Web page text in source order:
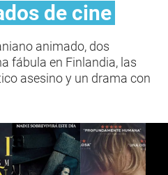
de cine
animado, dos
fábula en Finlandia, las
asesino y un drama con